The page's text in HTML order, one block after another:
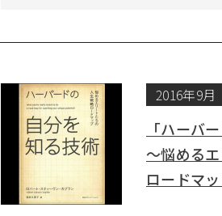
2016年9月
「ハーバ
～悩める
ロードマ